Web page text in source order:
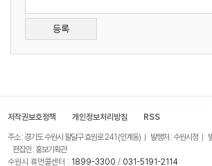
등록
저작권보호정책 개인정보처리방침 RSS
주소 : 경기도 수원시 팔달구 효원로 241 (인계동) 발행처 : 수원시청
편집인 : 홍보기획관
수원시 휴먼콜센터 : 1899-3300 / 031-5191-2114